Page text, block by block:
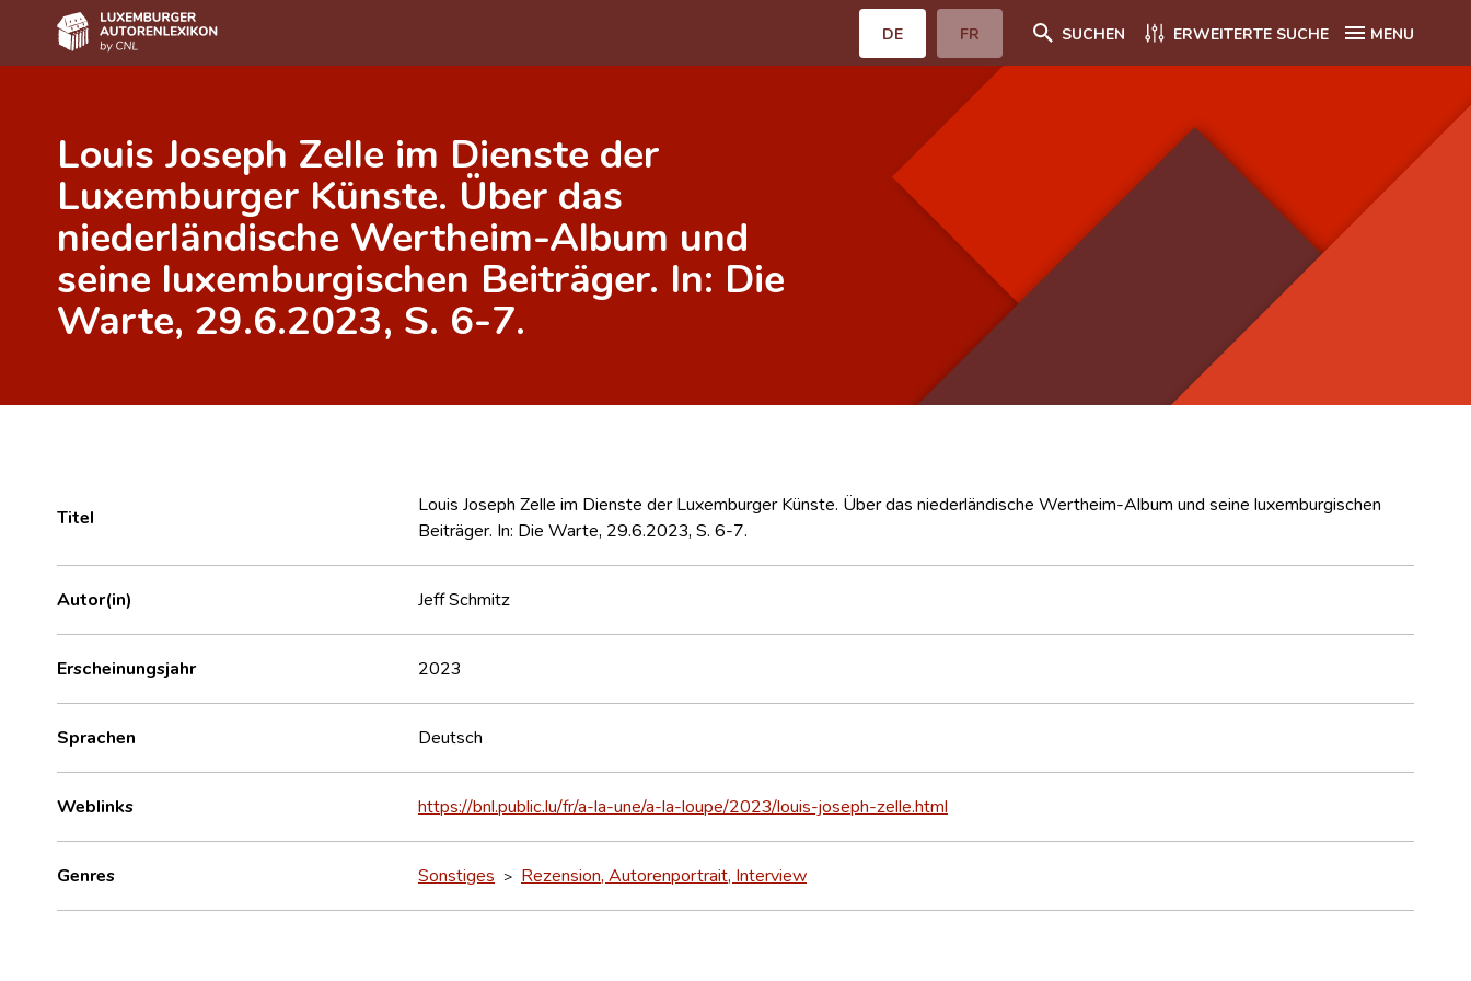
DE FR SUCHEN ERWEITERTE SUCHE MENU
Autor(inn)en A-Z
Erweiterte Suche
Häufige Fragen und Antworten
CNL
Forschungsgruppe
Louis Joseph Zelle im Dienste der
Luxemburger Künste. Über das
niederländische Wertheim-Album und
seine luxemburgischen Beiträger. In: Die
Warte, 29.6.2023, S. 6-7.
Titel
Louis Joseph Zelle im Dienste der Luxemburger Künste. Über das niederländische Wertheim-Album und seine luxemburgischen
Beiträger. In: Die Warte, 29.6.2023, S. 6-7.
Autor(in) Jeff Schmitz
Erscheinungsjahr 2023
Sprachen Deutsch
Weblinks https://bnl.public.lu/fr/a-la-une/a-la-loupe/2023/louis-joseph-zelle.html
Genres Sonstiges > Rezension, Autorenportrait, Interview